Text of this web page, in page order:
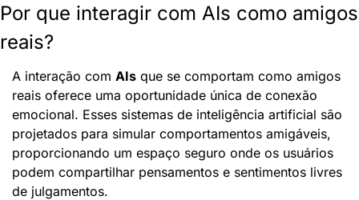
Por que interagir com AIs como amigos
reais?
A interação com AIs que se comportam como amigos
reais oferece uma oportunidade única de conexão
emocional. Esses sistemas de inteligência artificial são
projetados para simular comportamentos amigáveis,
proporcionando um espaço seguro onde os usuários
podem compartilhar pensamentos e sentimentos livres
de julgamentos.